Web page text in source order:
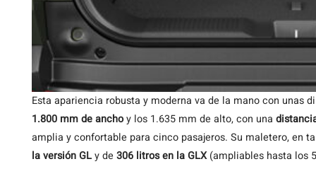
Esta apariencia robusta y moderna va de la mano con unas
1.800 mm de anchoy los 1.635 mm de alto, con una
amplia y confortable para cinco pasajeros. Su maletero, en
la versión GLy de 306 litros en la GLX(ampliables hasta los